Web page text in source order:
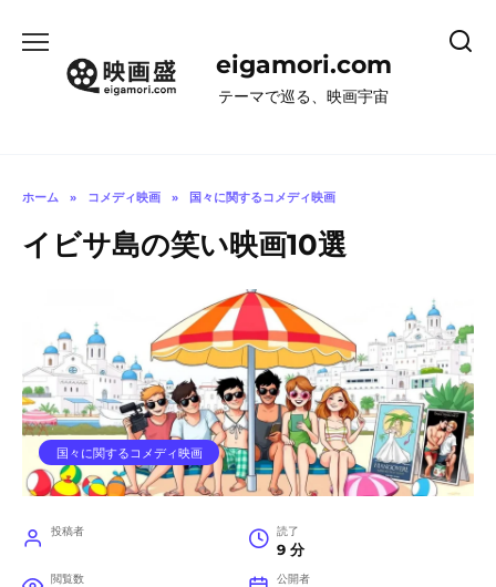
eigamori.com
テーマで巡る、映画宇宙
ホーム » コメディ映画 » 国々に関するコメディ映画
イビサ島の笑い映画10選
国々に関するコメディ映画
投稿者 読了
9 分
閲覧数 公開者